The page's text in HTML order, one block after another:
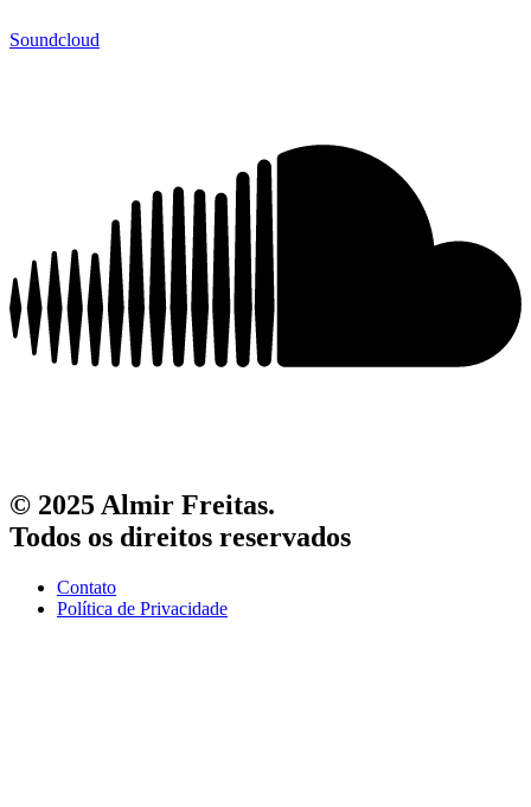
Soundcloud
© 2025 Almir Freitas.
Todos os direitos reservados
Contato
Política de Privacidade